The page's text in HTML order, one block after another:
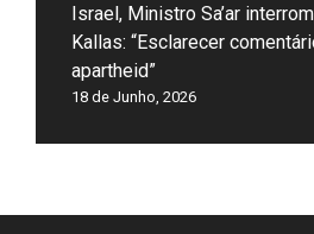
Israel, Ministro Sa’ar
Kallas: “Esclarecer
apartheid”
18 de Junho, 2026